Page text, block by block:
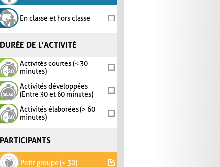
En classe et hors classe
DURÉE DE L'ACTIVITÉ
Activités courtes (< 30
minutes)
Activités développées
(Entre 30 et 60 minutes)
Activités élaborées (> 60
minutes)
PARTICIPANTS
Petit groupe (< 30)